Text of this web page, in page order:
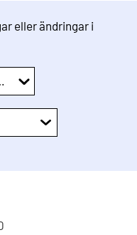
eller ändringar i
tjänster